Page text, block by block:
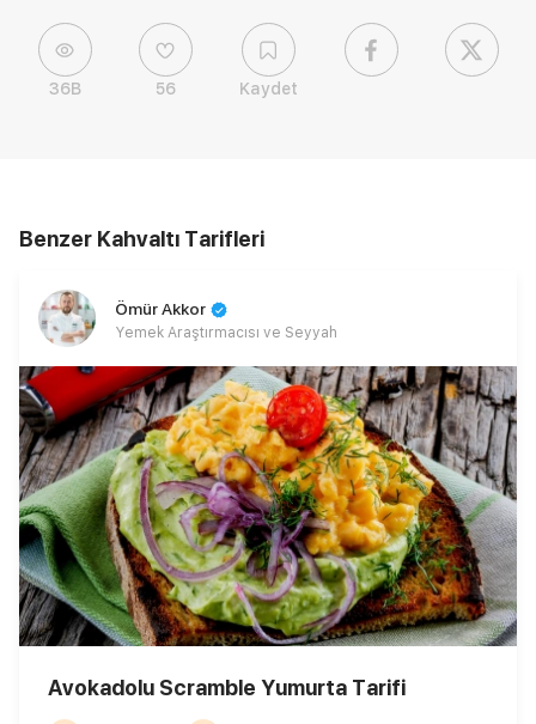
36B 56 Kaydet
Benzer Kahvaltı Tarifleri
Ömür Akkor
Yemek Araştırmacısı ve Seyyah
Avokadolu Scramble Yumurta Tarifi